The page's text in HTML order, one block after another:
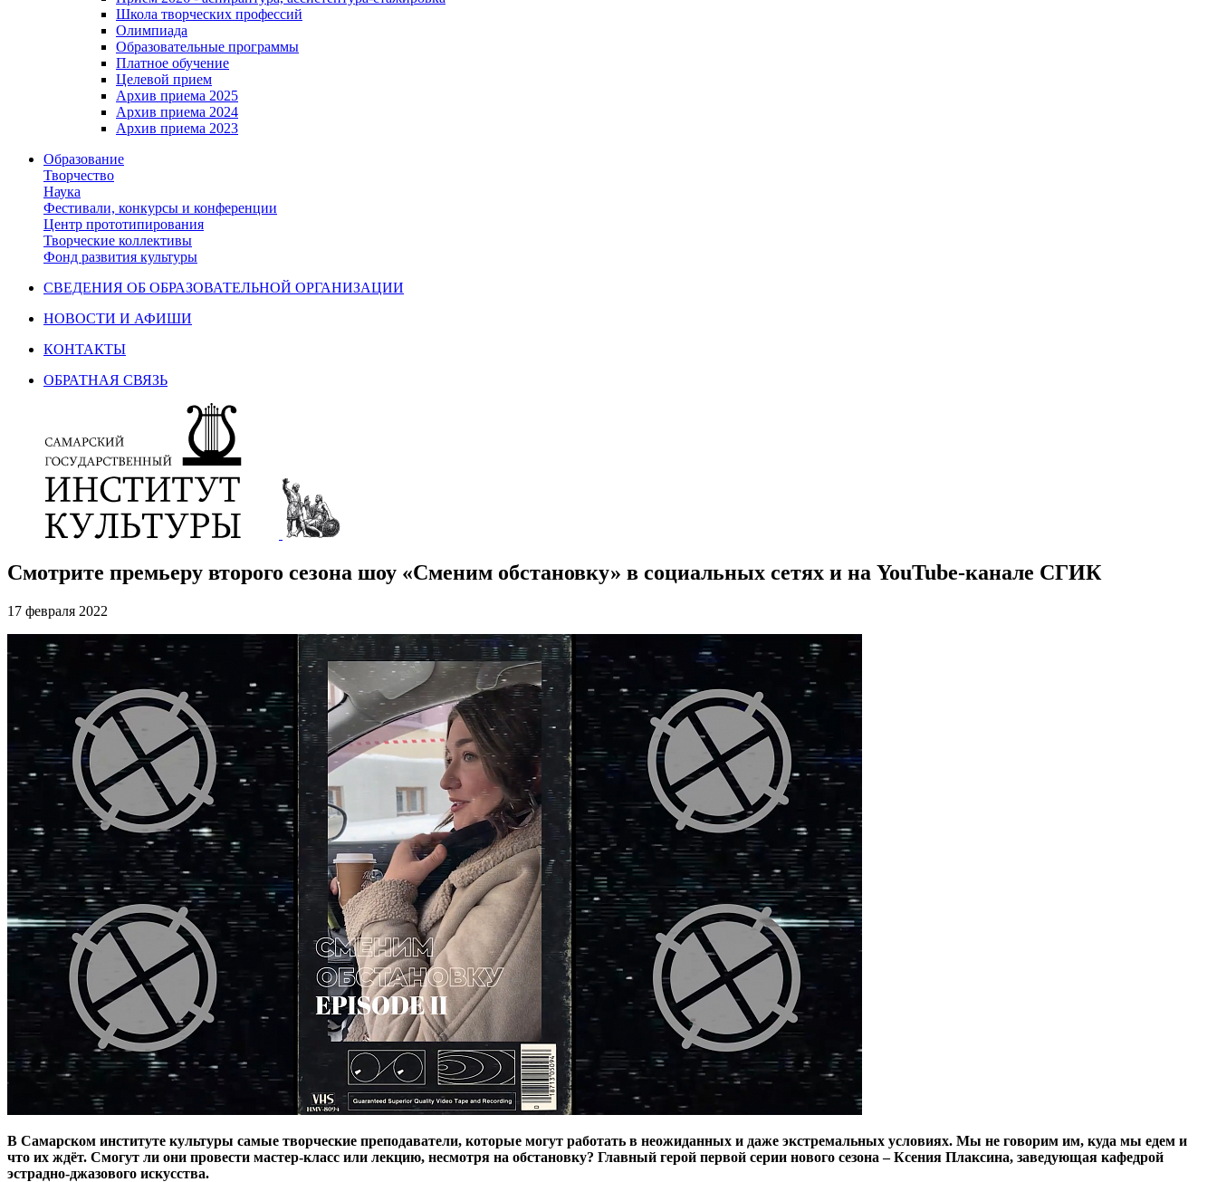
Школа творческих профессий
Олимпиада
Образовательные программы
Платное обучение
Целевой прием
Архив приема 2025
Архив приема 2024
Архив приема 2023
Образование
Творчество
Наука
Фестивали, конкурсы и конференции
Центр прототипирования
Творческие коллективы
Фонд развития культуры
СВЕДЕНИЯ ОБ ОБРАЗОВАТЕЛЬНОЙ ОРГАНИЗАЦИИ
НОВОСТИ И АФИШИ
КОНТАКТЫ
ОБРАТНАЯ СВЯЗЬ
Смотрите премьеру второго сезона шоу «Сменим обстановку» в социальных сетях и на YouTube-канале СГИК
17 февраля 2022
В Самарском институте культуры самые творческие преподаватели, которые могут работать в неожиданных и даже экстремальных условиях. Мы не говорим им, куда мы едем и
что их ждёт. Смогут ли они провести мастер-класс или лекцию, несмотря на обстановку? Главный герой первой серии нового сезона – Ксения Плаксина, заведующая кафедрой
эстрадно-джазового искусства.